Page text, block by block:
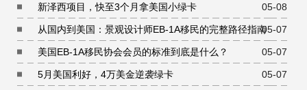
05-08
新泽西项目，快至3个月拿美国小绿卡
05-07
从国内到美国：景观设计师EB-1A移民的完整路径指南
05-07
美国EB-1A移民协会会员的标准到底是什么？
05-07
5月美国利好，4万美金逆袭绿卡